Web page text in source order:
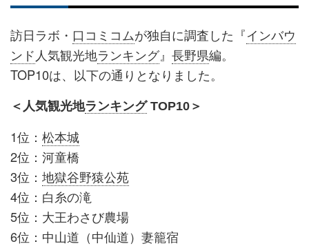
訪日ラボ・ 口コミコムが独自に調査した『インバウ
ンド 人気観光地ランキング』 長野県編。
TOP10は、以下の通りとなりました。
＜人気観光地ランキングTOP10＞
1位： 松本城
2位：河童橋
3位： 地獄谷野猿公苑
4位：白糸の滝
5位：大王わさび農場
6位：中山道（中仙道）妻籠宿